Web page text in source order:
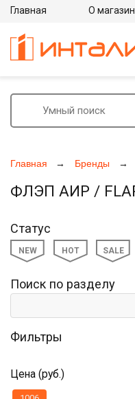
Главная Бренды
ФЛЭП АИР /
Статус
NEW HOT SALE
Поиск по разделу
Фильтры
Цена (руб.)
Главная О